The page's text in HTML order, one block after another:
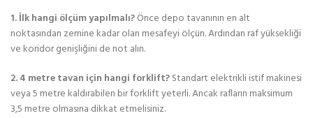
1. İlk hangi ölçüm yapılmalı?Önce depo tavanının en alt
noktasından zemine kadar olan mesafeyi ölçün. Ardından raf yüksekliği
ve koridor genişliğini de not alın.
2. 4 metre tavan için hangi forklift?Standart elektrikli istif makinesi
veya 5 metre kaldırabilen bir forklift yeterli. Ancak rafların maksimum
3,5 metre olmasına dikkat etmelisiniz.